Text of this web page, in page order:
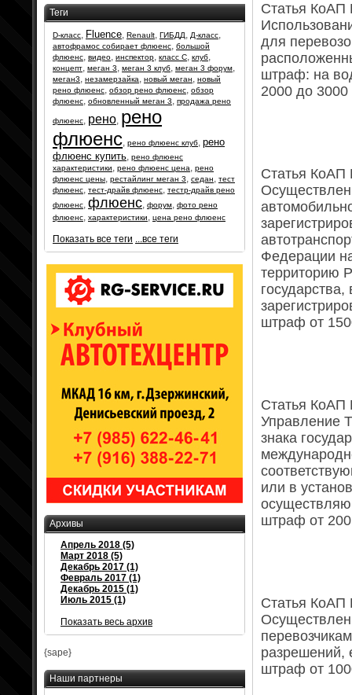
Статья КоАП
для
штраф: на
2000 до 3000
Статья КоАП
Федерации
территорию
штраф от
Статья КоАП
Управление
знака
или в
штраф от
Статья КоАП
разрешений,
штраф от
Теги
D-класс, Fluence, Renault, ГИБДД, Д-класс,
автофрамос собирает флюенс, большой
флюенс, видео, инспектор, класс С, клуб,
концепт, меган 3, меган 3 клуб, меган 3 форум,
меган3, незамерзайка, новый меган, новый
рено флюенс, обзор рено флюенс, обзор
флюенс, обновленный меган 3, продажа рено
флюенс, рено, рено
флюенс, рено флюенс клуб, рено
флюенс купить, рено флюенс
характеристики, рено флюенс цена, рено
флюенс цены, рестайлинг меган 3, седан, тест
флюенс, тест-драйв флюенс, тестр-драйв рено
флюенс, флюенс, форум, фото рено
флюенс, характеристики, цена рено флюенс
Показать все теги ...все теги
Архивы
Апрель 2018 (5)
Март 2018 (5)
Декабрь 2017 (1)
Февраль 2017 (1)
Декабрь 2015 (1)
Июль 2015 (1)
Показать весь архив
{sape}
Наши партнеры